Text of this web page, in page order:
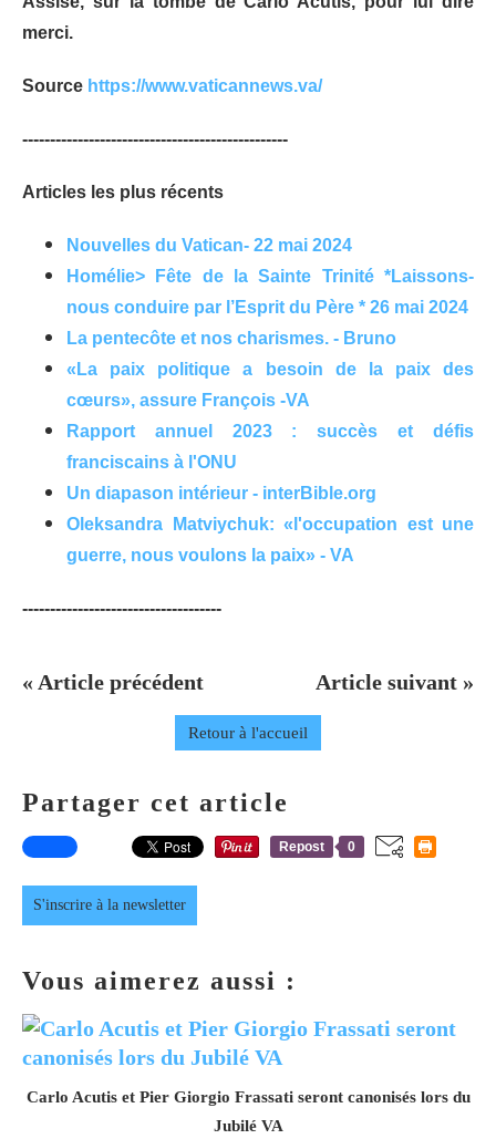
merci.
Source https://www.vaticannews.va/
------------------------------------------------
Articles les plus récents
Nouvelles du Vatican- 22 mai 2024
Homélie> Fête de la Sainte Trinité *Laissons-
nous conduire par l’Esprit du Père * 26 mai 2024
La pentecôte et nos charismes. - Bruno
«La paix politique a besoin de la paix des
cœurs», assure François -VA
Rapport annuel 2023 : succès et défis
franciscains à l'ONU
Un diapason intérieur - interBible.org
Oleksandra Matviychuk: «l'occupation est une
guerre, nous voulons la paix» - VA
------------------------------------
« Article précédent Article suivant »
Retour à l'accueil
Partager cet article
Repost 0
S'inscrire à la newsletter
Vous aimerez aussi :
Carlo Acutis et Pier Giorgio Frassati seront canonisés lors du
Jubilé VA